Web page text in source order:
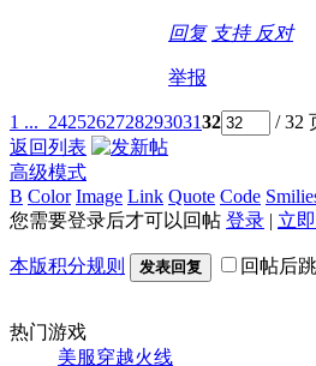
回复 支持 反对
举报
1 ... 242526272829303132
/ 32
返回列表
高级模式
B Color Image Link Quote Code
您需要登录后才可以回帖 登录 | 立
本版积分规则 发表回复 回帖后
热门游戏
美服穿越火线